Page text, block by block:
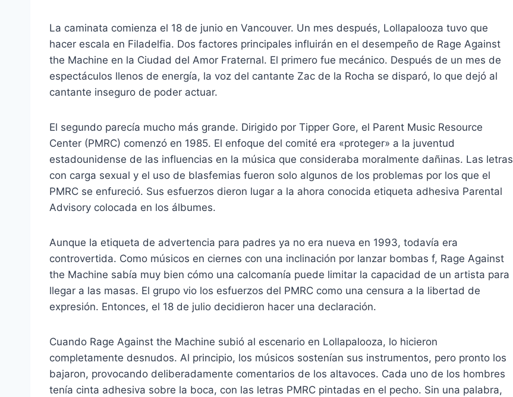
La caminata comienza el 18 de junio en Vancouver. Un mes después, Lollapalooza tuvo que
hacer escala en Filadelfia. Dos factores principales influirán en el desempeño de Rage Against
the Machine en la Ciudad del Amor Fraternal. El primero fue mecánico. Después de un mes de
espectáculos llenos de energía, la voz del cantante Zac de la Rocha se disparó, lo que dejó al
cantante inseguro de poder actuar.
El segundo parecía mucho más grande. Dirigido por Tipper Gore, el Parent Music Resource
Center (PMRC) comenzó en 1985. El enfoque del comité era «proteger» a la juventud
estadounidense de las influencias en la música que consideraba moralmente dañinas. Las letras
con carga sexual y el uso de blasfemias fueron solo algunos de los problemas por los que el
PMRC se enfureció. Sus esfuerzos dieron lugar a la ahora conocida etiqueta adhesiva Parental
Advisory colocada en los álbumes.
Aunque la etiqueta de advertencia para padres ya no era nueva en 1993, todavía era
controvertida. Como músicos en ciernes con una inclinación por lanzar bombas f, Rage Against
the Machine sabía muy bien cómo una calcomanía puede limitar la capacidad de un artista para
llegar a las masas. El grupo vio los esfuerzos del PMRC como una censura a la libertad de
expresión. Entonces, el 18 de julio decidieron hacer una declaración.
Cuando Rage Against the Machine subió al escenario en Lollapalooza, lo hicieron
completamente desnudos. Al principio, los músicos sostenían sus instrumentos, pero pronto los
bajaron, provocando deliberadamente comentarios de los altavoces. Cada uno de los hombres
tenía cinta adhesiva sobre la boca, con las letras PMRC pintadas en el pecho. Sin una palabra,